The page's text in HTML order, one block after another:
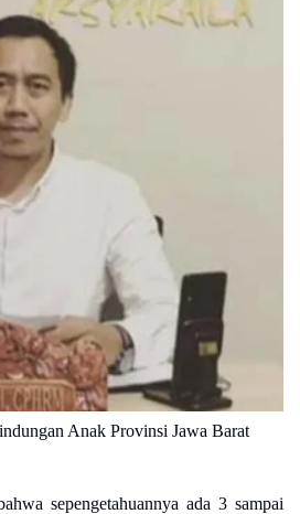
Anak Provinsi Jawa Barat
sepengetahuannya ada 3 sampai